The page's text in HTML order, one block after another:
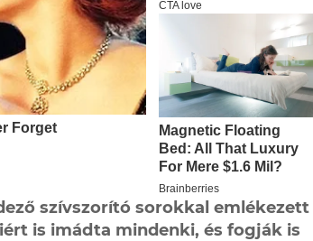
szívszorító sorokkal emlékezett
is imádta mindenki, és fogják is